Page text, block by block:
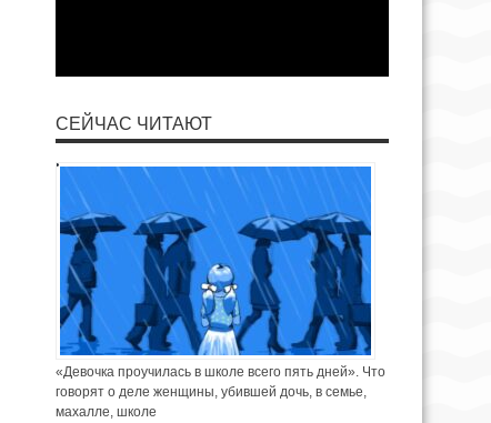
СЕЙЧАС ЧИТАЮТ
«Девочка проучилась в школе всего пять дней». Что
говорят о деле женщины, убившей дочь, в семье,
махалле, школе